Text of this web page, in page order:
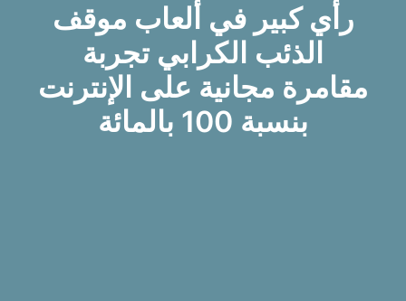
رأي كبير في ألعاب موقف
الذئب الكرابي تجربة
مقامرة مجانية على الإنترنت
بنسبة 100 بالمائة